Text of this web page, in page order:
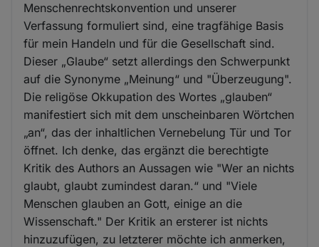
Menschenrechtskonvention und unserer
Verfassung formuliert sind, eine tragfähige Basis
für mein Handeln und für die Gesellschaft sind.
Dieser „Glaube“ setzt allerdings den Schwerpunkt
auf die Synonyme „Meinung“ und "Überzeugung".
Die religöse Okkupation des Wortes „glauben“
manifestiert sich mit dem unscheinbaren Wörtchen
„an“, das der inhaltlichen Vernebelung Tür und Tor
öffnet. Ich denke, das ergänzt die berechtigte
Kritik des Authors an Aussagen wie "Wer an nichts
glaubt, glaubt zumindest daran.“ und "Viele
Menschen glauben an Gott, einige an die
Wissenschaft." Der Kritik an ersterer ist nichts
hinzuzufügen, zu letzterer möchte ich anmerken,